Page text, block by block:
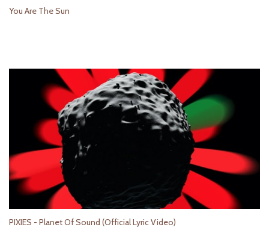
You Are The Sun
PIXIES - Planet Of Sound (Official Lyric Video)